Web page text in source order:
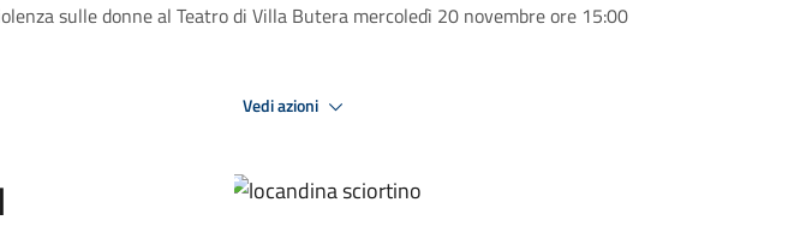
sulle donne al Teatro di Villa Butera mercoledì 20 novembre ore 15:00
Vedi azioni